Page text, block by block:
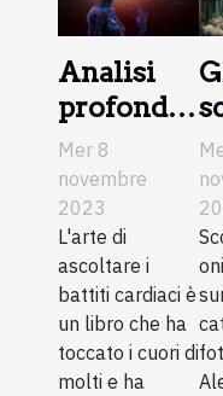
Analisi
profonda
di "L'arte
di
ascoltare i
battiti
cardiaci"
Mer 8
novembre
2023
L'arte di
ascoltare i
battiti cardiaci è
un libro che ha
toccato i cuori di
molti e ha